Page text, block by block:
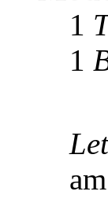
1
1